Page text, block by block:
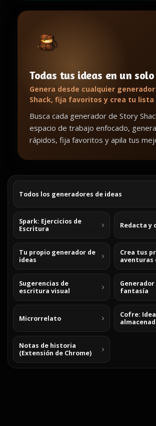
Todas tus ideas en un
Genera desde cualquier
Shack, fija favoritos y crea tu lista
Busca cada generador de Story
espacio de trabajo enfocado,
rápidos, fija favoritos y apila tus
Todos los generadores de ideas
Spark: Ejercicios de
Escritura
Redacta y
Tu propio generador de
ideas
Crea tus
aventuras
Sugerencias de
escritura visual
fantasía
Microrrelato
Cofre:
Notas de historia
(Extensión de Chrome)